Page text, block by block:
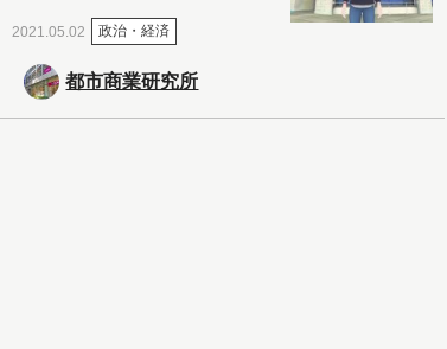
2021.05.02 政治・経済
都市商業研究所